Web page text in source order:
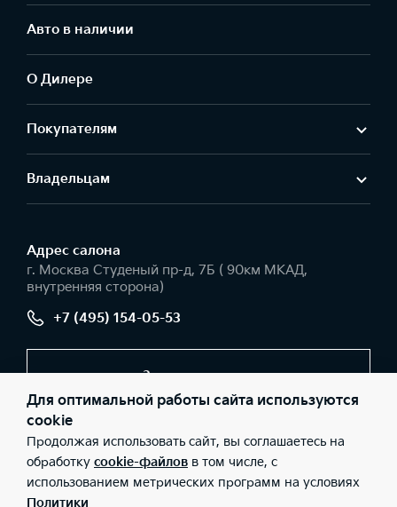
Авто в наличии
О Дилере
Покупателям
Владельцам
Адрес салонa
г. Москва Студеный пр-д, 7Б ( 90км МКАД,
внутренняя сторона)
+7 (495) 154-05-53
Заказать звонок
© 2026 Юридические лица ООО «АГ ИРБИС» (Фактический
адрес: г. Москва Студеный пр-д, 7Б ( 90км МКАД, внутренняя
сторона); Телефон: +7 (495) 154-05-53; ИНН: 9729033931; ОГРН:
5167746242373), ООО «Киа Россия и СНГ» (Фактический адрес:
г.Москва, Валовая 26; Телефон: 8 800 301 08 80; ИНН:
Для оптимальной работы сайта используются
cookie
Продолжая использовать сайт, вы соглашаетесь на
обработку cookie-файлов в том числе, с
использованием метрических программ на условиях
Политики